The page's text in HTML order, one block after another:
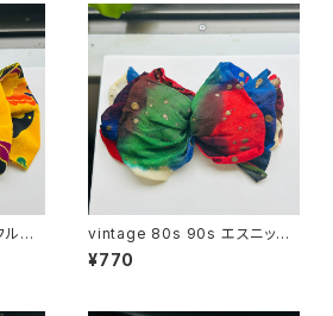
リ
vintage 80s 90s エスニック
シフォンリボンバレッタ
¥770